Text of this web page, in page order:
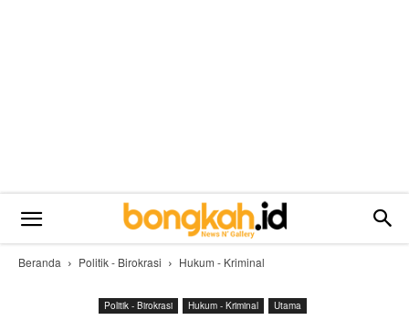
Beranda Politik - Birokrasi Hukum - Kriminal
Politik - Birokrasi Hukum - Kriminal Utama